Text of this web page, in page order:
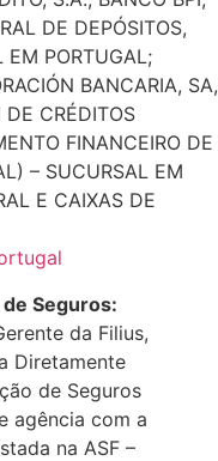
DE DEPÓSITOS,
EM PORTUGAL;
BANCARIA, SA,
CRÉDITOS
FINANCEIRO DE
– SUCURSAL EM
E CAIXAS DE
Seguros:
da Filius,
Diretamente
de Seguros
agência com a
na ASF –